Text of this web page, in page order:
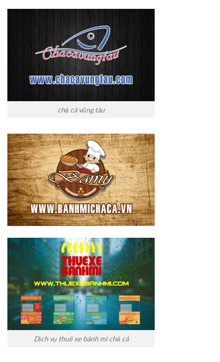
chả cá vũng tàu
Dịch vụ thuê xe bánh mì chả cá